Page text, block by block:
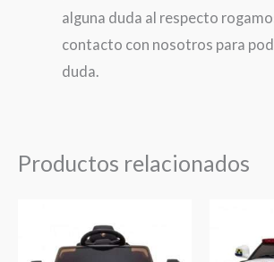
alguna duda al respecto
contacto con nosotros para
duda.
Productos relacionados